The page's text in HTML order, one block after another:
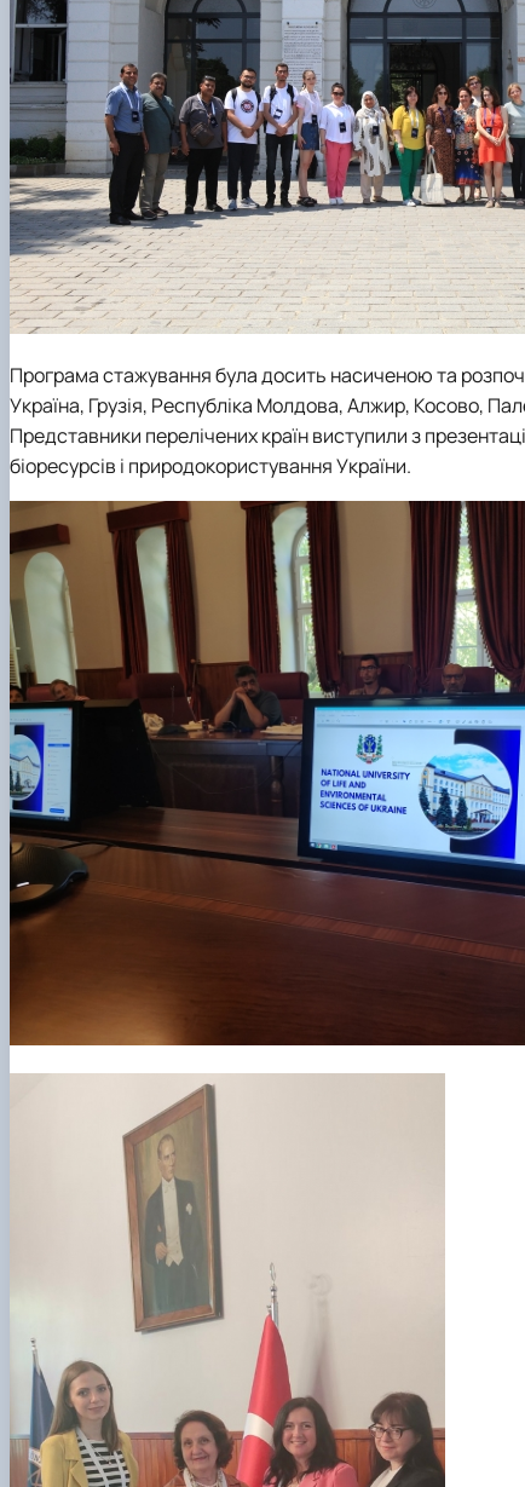
Програма стажування була досить насиченою та
Україна, Грузія, Республіка Молдова, Алжир, Косово,
Представники перелічених країн виступили з
біоресурсів і природокористування України.